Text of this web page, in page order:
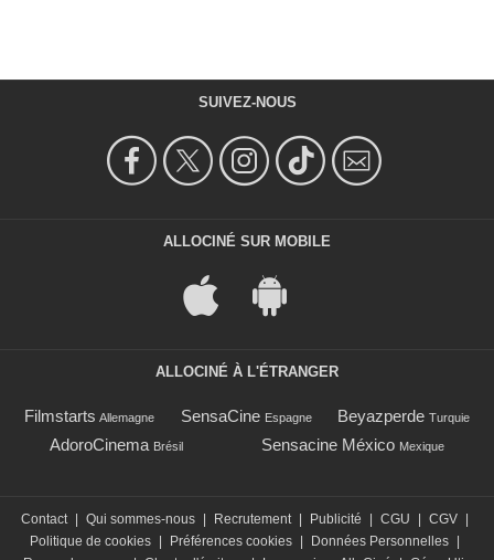
SUIVEZ-NOUS
ALLOCINÉ SUR MOBILE
ALLOCINÉ À L'ÉTRANGER
Filmstarts Allemagne SensaCine Espagne Beyazperde Turquie
AdoroCinema Brésil Sensacine México Mexique
Contact Qui sommes-nous Recrutement Publicité CGU CGV
Politique de cookies
Préférences cookies Données Personnelles